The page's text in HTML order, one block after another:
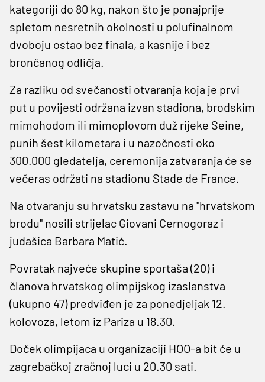
kategoriji do 80 kg, nakon što je ponajprije
spletom nesretnih okolnosti u polufinalnom
dvoboju ostao bez finala, a kasnije i bez
brončanog odličja.
Za razliku od svečanosti otvaranja koja je prvi
put u povijesti održana izvan stadiona, brodskim
mimohodom ili mimoplovom duž rijeke Seine,
punih šest kilometara i u nazočnosti oko
300.000 gledatelja, ceremonija zatvaranja će se
večeras održati na stadionu Stade de France.
Na otvaranju su hrvatsku zastavu na "hrvatskom
brodu" nosili strijelac Giovani Cernogoraz i
judašica Barbara Matić.
Povratak najveće skupine sportaša (20) i
članova hrvatskog olimpijskog izaslanstva
(ukupno 47) predviđen je za ponedjeljak 12.
kolovoza, letom iz Pariza u 18.30.
Doček olimpijaca u organizaciji HOO-a bit će u
zagrebačkoj zračnoj luci u 20.30 sati.